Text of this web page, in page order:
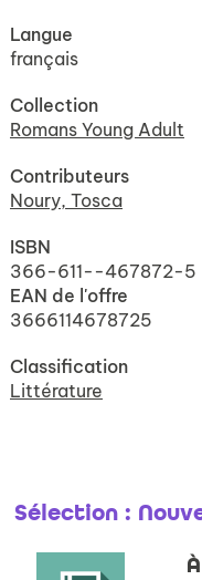
Langue
français
Collection
Romans Young Adult
Contributeurs
Noury, Tosca
ISBN
366-611--467872-5
EAN de l'offre
3666114678725
Classification
Littérature
Sélection :